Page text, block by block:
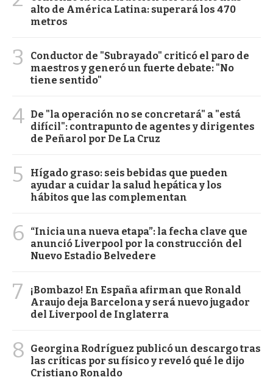
alto de América Latina: superará los 470
metros
3
Conductor de "Subrayado" criticó el paro de
maestros y generó un fuerte debate: "No
tiene sentido"
4 De "la operación no se concretará" a "está
difícil": contrapunto de agentes y dirigentes
de Peñarol por De La Cruz
5
Hígado graso: seis bebidas que pueden
ayudar a cuidar la salud hepática y los
hábitos que las complementan
6
“Inicia una nueva etapa”: la fecha clave que
anunció Liverpool por la construcción del
Nuevo Estadio Belvedere
7
¡Bombazo! En España afirman que Ronald
Araujo deja Barcelona y será nuevo jugador
del Liverpool de Inglaterra
8
Georgina Rodríguez publicó un descargo tras
las críticas por su físico y reveló qué le dijo
Cristiano Ronaldo